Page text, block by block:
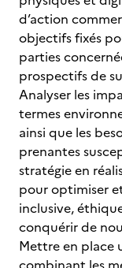
d’action
objectifs fixés
parties
prospectifs de
Analyser les
termes
ainsi que les
prenantes
stratégie en
pour optimiser
inclusive,
conquérir de
Mettre en place